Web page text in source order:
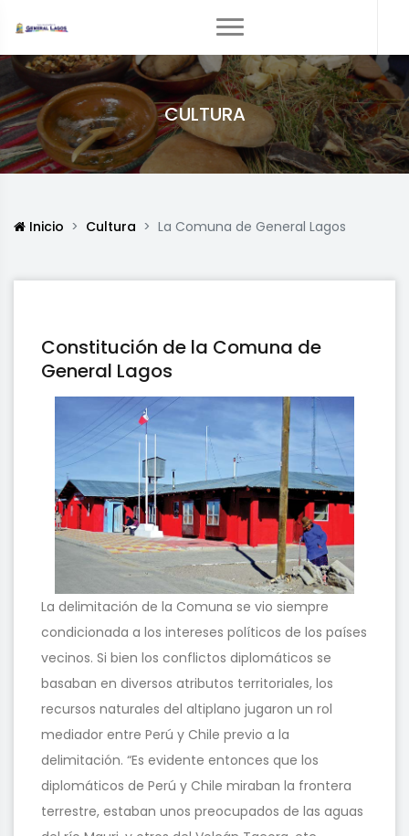
CULTURA
Inicio Cultura La Comuna de General Lagos
Constitución de la Comuna de
General Lagos
La delimitación de la Comuna se vio siempre
condicionada a los intereses políticos de los países
vecinos. Si bien los conflictos diplomáticos se
basaban en diversos atributos territoriales, los
recursos naturales del altiplano jugaron un rol
mediador entre Perú y Chile previo a la
delimitación. “Es evidente entonces que los
diplomáticos de Perú y Chile miraban la frontera
terrestre, estaban unos preocupados de las aguas